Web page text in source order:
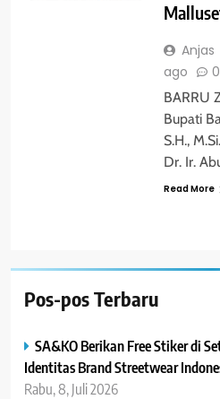
Anjas
ago
0
BARRU
Bupati
S.H.,
Dr. Ir.
Read More
Pos-pos Terbaru
SA&KO Berikan Free Stiker di
Identitas Brand Streetwear
Rabu, 8, Juli 2026